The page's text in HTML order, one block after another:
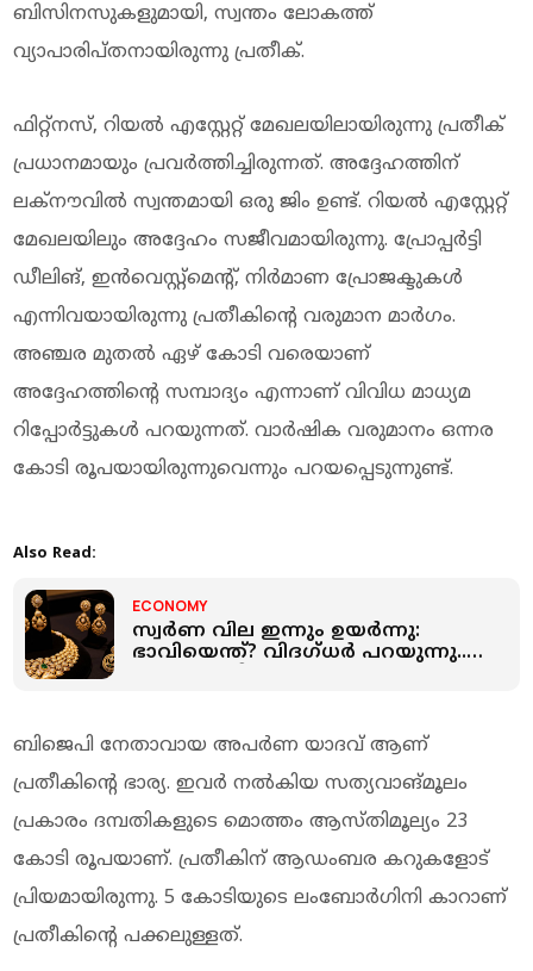
ബിസിനസുകളുമായി, സ്വന്തം ലോകത്ത്
വ്യാപാരിപ്തനായിരുന്നു പ്രതീക്.
ഫിറ്റ്നസ്, റിയൽ എസ്റ്റേറ്റ് മേഖലയിലായിരുന്നു പ്രതീക്
പ്രധാനമായും പ്രവർത്തിച്ചിരുന്നത്. അദ്ദേഹത്തിന്
ലക്നൗവിൽ സ്വന്തമായി ഒരു ജിം ഉണ്ട്. റിയൽ എസ്റ്റേറ്റ്
മേഖലയിലും അദ്ദേഹം സജീവമായിരുന്നു. പ്രോപ്പർട്ടി
ഡീലിങ്, ഇൻവെസ്റ്റ്മെന്റ്, നിർമാണ പ്രോജക്ടുകൾ
എന്നിവയായിരുന്നു പ്രതീകിന്റെ വരുമാന മാർഗം.
അഞ്ചര മുതൽ ഏഴ് കോടി വരെയാണ്
അദ്ദേഹത്തിന്റെ സമ്പാദ്യം എന്നാണ് വിവിധ മാധ്യമ
റിപ്പോർട്ടുകൾ പറയുന്നത്. വാർഷിക വരുമാനം ഒന്നര
കോടി രൂപയായിരുന്നുവെന്നും പറയപ്പെടുന്നുണ്ട്.
Also Read:
ECONOMY
സ്വർണ വില ഇന്നും ഉയർന്നു:
ഭാവിയെന്ത്? വിദഗ്ധർ പറയുന്നു..
ബിജെപി നേതാവായ അപർണ യാദവ് ആണ്
പ്രതീകിന്റെ ഭാര്യ. ഇവർ നൽകിയ സത്യവാങ്മൂലം
പ്രകാരം ദമ്പതികളുടെ മൊത്തം ആസ്തിമൂല്യം 23
കോടി രൂപയാണ്. പ്രതീകിന് ആഡംബര കറുകളോട്
പ്രിയമായിരുന്നു. 5 കോടിയുടെ ലംബോർഗിനി കാറാണ്
പ്രതീകിന്റെ പക്കലുള്ളത്.